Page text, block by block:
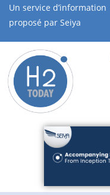
Un service d’information
proposé par Seiya